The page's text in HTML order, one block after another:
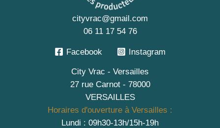
cityvrac@gmail.com
06 11 17 54 76
Facebook Instagram
City Vrac - Versailles
27 rue Carnot - 78000
VERSAILLES
Horaires d'ouverture à Versailles :
Lundi : 09h30-13h/15h-19h